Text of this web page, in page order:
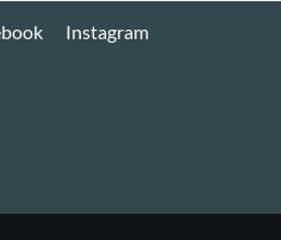
Instagram